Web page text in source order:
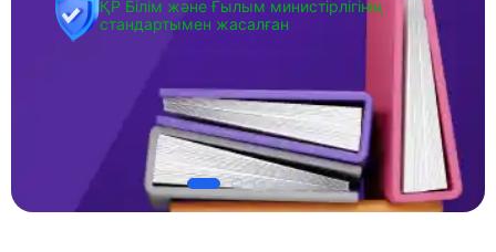
ҚР Білім және Ғылым министірлігінің
стандартымен жасалған